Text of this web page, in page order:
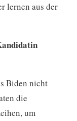
lernen aus der
Biden nicht
die
um